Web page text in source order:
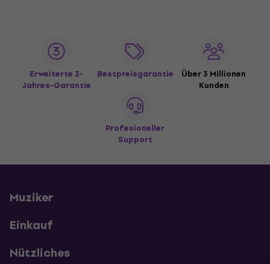
Erweiterte 3-
Jahres-Garantie
Bestpreisgarantie
Über 3 Millionen
Kunden
Profesioneller
Support
Muziker
Einkauf
Nützliches